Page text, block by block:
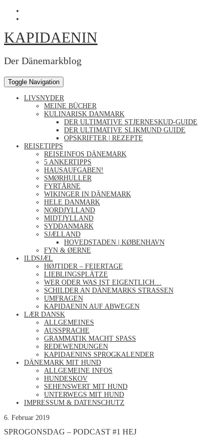
auf
Facebook
kapidaenin
auf
anzeigen
KAPIDAENIN
Der Dänemarkblog
Toggle Navigation
LIVSNYDER
MEINE BÜCHER
KULINARISK DANMARK
DER ULTIMATIVE STJERNESKUD-GUIDE
DER ULTIMATIVE SLIKMUND GUIDE
OPSKRIFTER | REZEPTE
REISETIPPS
REISEINFOS DÄNEMARK
5 ANKERTIPPS
HAUSAUFGABEN!
SMØRHULLER
FYRTÅRNE
WIKINGER IN DÄNEMARK
HELE DANMARK
NORDJYLLAND
MIDTJYLLAND
SYDDANMARK
SJÆLLAND
HOVEDSTADEN | KØBENHAVN
FYN & ØERNE
ILDSJÆL
HØJTIDER – FEIERTAGE
LIEBLINGSPLÄTZE
WER ODER WAS IST EIGENTLICH…
SCHILDER AN DÄNEMARKS STRASSEN
UMFRAGEN
KAPIDAENIN AUF ABWEGEN
LÆR DANSK
ALLGEMEINES
AUSSPRACHE
GRAMMATIK MACHT SPASS
REDEWENDUNGEN
KAPIDAENINS SPROGKALENDER
DÄNEMARK MIT HUND
ALLGEMEINE INFOS
HUNDESKOV
SEHENSWERT MIT HUND
UNTERWEGS MIT HUND
IMPRESSUM & DATENSCHUTZ
6. Februar 2019
SPROGONSDAG – PODCAST #1 HEJ